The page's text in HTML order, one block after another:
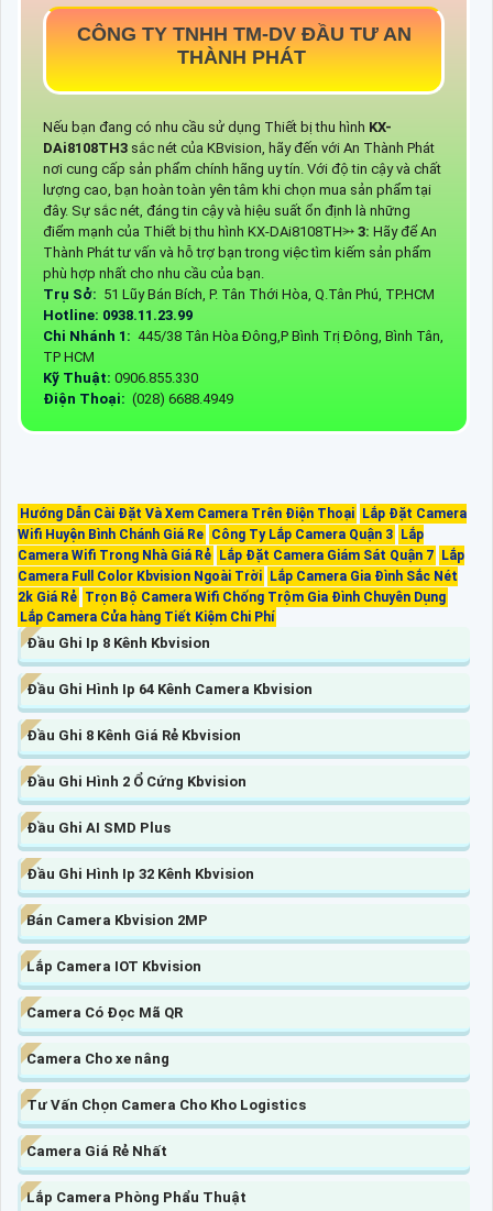
CÔNG TY TNHH TM-DV ĐẦU TƯ AN
THÀNH PHÁT
Nếu bạn đang có nhu cầu sử dụng Thiết bị thu hình KX-
DAi8108TH3 sắc nét của KBvision, hãy đến với An Thành Phát
nơi cung cấp sản phẩm chính hãng uy tín. Với độ tin cậy và chất
lượng cao, bạn hoàn toàn yên tâm khi chọn mua sản phẩm tại
đây. Sự sắc nét, đáng tin cậy và hiệu suất ổn định là những
điểm mạnh của Thiết bị thu hình KX-DAi8108TH⭃ 3: Hãy để An
Thành Phát tư vấn và hỗ trợ bạn trong việc tìm kiếm sản phẩm
phù hợp nhất cho nhu cầu của bạn.
Trụ Sở: 51 Lũy Bán Bích, P. Tân Thới Hòa, Q.Tân Phú, TP.HCM
Hotline: 0938.11.23.99
Chi Nhánh 1: 445/38 Tân Hòa Đông,P Bình Trị Đông, Bình Tân,
TP HCM
Kỹ Thuật: 0906.855.330
Điện Thoại: (028) 6688.4949
Hướng Dẫn Cài Đặt Và Xem Camera Trên Điện Thoại Lắp Đặt Camera
Wifi Huyện Bình Chánh Giá Re Công Ty Lắp Camera Quận 3 Lắp
Camera Wifi Trong Nhà Giá Rẻ Lắp Đặt Camera Giám Sát Quận 7 Lắp
Camera Full Color Kbvision Ngoài Trời Lắp Camera Gia Đình Sắc Nét
2k Giá Rẻ Trọn Bộ Camera Wifi Chống Trộm Gia Đình Chuyên Dụng
Lắp Camera Cửa hàng Tiết Kiệm Chi Phí
Đầu Ghi Ip 8 Kênh Kbvision
Đầu Ghi Hình Ip 64 Kênh Camera Kbvision
Đầu Ghi 8 Kênh Giá Rẻ Kbvision
Đầu Ghi Hình 2 Ổ Cứng Kbvision
Đầu Ghi AI SMD Plus
Đầu Ghi Hình Ip 32 Kênh Kbvision
Bán Camera Kbvision 2MP
Lắp Camera IOT Kbvision
Camera Có Đọc Mã QR
Camera Cho xe nâng
Tư Vấn Chọn Camera Cho Kho Logistics
Camera Giá Rẻ Nhất
Lắp Camera Phòng Phẩu Thuật